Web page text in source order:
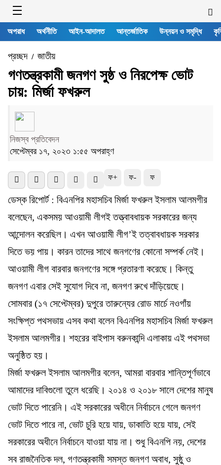
অপরাধ অর্থনীতি আইন-আদালত আন্তর্জাতিক উন্নয়ন ও সমৃদ্ধি
প্রচ্ছদ/ জাতীয়
গণতন্ত্রকামী জনগণ সুষ্ঠ ও নিরপেক্ষ ভোট
চায়: মির্জা ফখরুল
নিজস্ব প্রতিবেদন
সেপ্টেম্বর ১৭, ২০২৩ ১:৫৫ অপরাহ্ণ
ফ+ ফ- ফ
ডেস্ক রিপোর্ট : বিএনপির মহাসচিব মির্জা ফখরুল ইসলাম আলমগীর
বলেছেন, একসময় আওয়ামী লীগই তত্ত্বাবধায়ক সরকারের জন্য
আন্দোলন করেছিল। এখন আওয়ামী লীগ’ই তত্বাবধায়ক সরকার
দিতে ভয় পায়। কারন তাদের সাথে জনগণের কোনো সম্পর্ক নেই।
আওয়ামী লীগ বারবার জনগণের সঙ্গে প্রতারণা করেছে। কিন্তু
জনগণ এবার সেই সুযোগ দিবে না, জনগণ রুখে দাঁড়িয়েছে।
সোমবার (১৭ সেপ্টেম্বর) দুপুরে তারুন্যের রোড মার্চে নওগাঁয়
সংক্ষিপ্ত পথসভায় এসব কথা বলেন বিএনপির মহাসচিব মির্জা ফখরুল
ইসলাম আলমগীর। শহরের বাইপাস বরুনকান্দি এলাকায় এই পথসভা
অনুষ্ঠিত হয়।
মির্জা ফখরুল ইসলাম আলমগীর বলেন, আমরা বারবার শান্তিপূর্ণভাবে
আমাদের দাবিগুলো তুলে ধরেছি। ২০১৪ ও ২০১৮ সালে দেশের মানুষ
ভোট দিতে পারেনি। এই সরকারের অধীনে নির্বাচনে গেলে জনগণ
ভোট দিতে পারে না, ভোট চুরি হয়ে যায়, ডাকাতি হয়ে যায়, সেই
সরকারের অধীনে নির্বাচনে যাওয়া যায় না। শুধু বিএনপি নয়, দেশের
সব রাজনৈতিক দল, গণতন্ত্রকামী সমস্ত জনগণ অবাধ, সুষ্ঠু ও